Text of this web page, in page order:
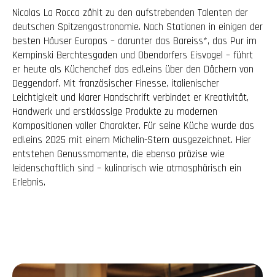
Nicolas La Rocca zählt zu den aufstrebenden Talenten der
deutschen Spitzengastronomie. Nach Stationen in einigen der
besten Häuser Europas – darunter das Bareiss*, das Pur im
Kempinski Berchtesgaden und Obendorfers Eisvogel – führt
er heute als Küchenchef das edl.eins über den Dächern von
Deggendorf. Mit französischer Finesse, italienischer
Leichtigkeit und klarer Handschrift verbindet er Kreativität,
Handwerk und erstklassige Produkte zu modernen
Kompositionen voller Charakter. Für seine Küche wurde das
edl.eins 2025 mit einem Michelin-Stern ausgezeichnet. Hier
entstehen Genussmomente, die ebenso präzise wie
leidenschaftlich sind – kulinarisch wie atmosphärisch ein
Erlebnis.